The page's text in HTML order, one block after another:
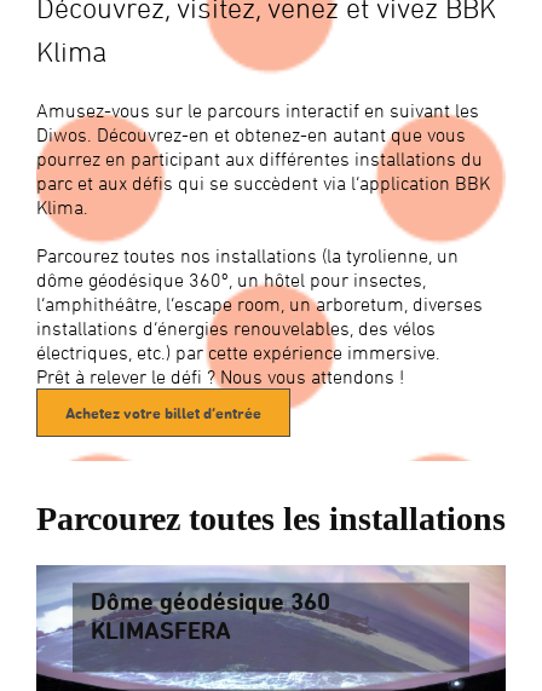
Découvrez, visitez, venez et vivez BBK
Klima
Amusez-vous sur le parcours interactif en suivant les
Diwos. Découvrez-en et obtenez-en autant que vous
pourrez en participant aux différentes installations du
parc et aux défis qui se succèdent via l’application BBK
Klima.
Parcourez toutes nos installations (la tyrolienne, un
dôme géodésique 360º, un hôtel pour insectes,
l’amphithéâtre, l’escape room, un arboretum, diverses
installations d’énergies renouvelables, des vélos
électriques, etc.) par cette expérience immersive.
Prêt à relever le défi ? Nous vous attendons !
Achetez votre billet d’entrée
Parcourez toutes les installations
Dôme géodésique 360
KLIMASFERA